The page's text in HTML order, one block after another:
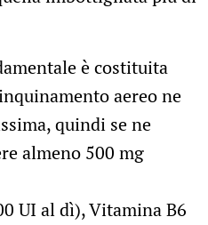
è costituita
aereo ne
quindi se ne
almeno 500 mg
UI al dì), Vitamina B6